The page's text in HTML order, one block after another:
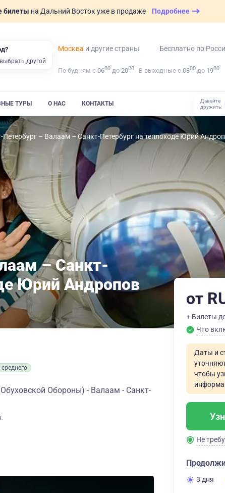
билеты на Дальний Восток уже в продаже Подробнее
Москва и другие страны Бесплатно по
По будням с 0600 до 2000 В выходные с 0800 до 1900
ТУРЫ О НАС КОНТАКТЫ
Давайте
дружить:
Петербург – Валаам – Санкт-Петербург на теплоходе Юрий
– Санкт-
Юрий Андропов
Обороны) - Валаам - Санкт-
от
+ Билеты
Что
Даты и
чтобы
Не
3 дня
другой